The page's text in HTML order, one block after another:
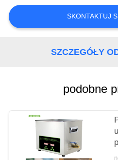
POPROSIĆ
WYCENĘ
PRIVACY
POLICY
SKONTAKTUJ
SZCZEGÓŁY
podobne